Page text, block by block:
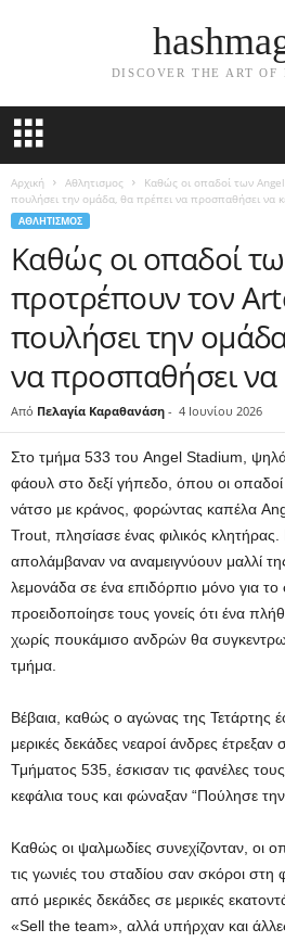
DISCOVER THE ART OF
Αρχική Αθλητισμος
Καθώς οι οπαδοί των
πουλήσει την ομάδα, θα πρέπει να προσπαθήσει να
ΑΘΛΗΤΙΣΜΟΣ
Καθώς οι οπαδοί
προτρέπουν τον
πουλήσει την
να προσπαθήσει να
Από Πελαγία Καραθανάση - 4 Ιουνίου 2026
Στο τμήμα 533 του Angel Stadium,
φάουλ στο δεξί γήπεδο, όπου οι
νάτσο με κράνος, φορώντας καπέλα
Trout, πλησίασε ένας φιλικός
απολάμβαναν να αναμειγνύουν μαλλί
λεμονάδα σε ένα επιδόρπιο μόνο για το
προειδοποίησε τους γονείς ότι ένα
χωρίς πουκάμισο ανδρών θα
τμήμα.
Βέβαια, καθώς ο αγώνας της Τετάρτης
μερικές δεκάδες νεαροί άνδρες
Τμήματος 535, έσκισαν τις φανέλες
κεφάλια τους και φώναξαν “Πούλησε
Καθώς οι ψαλμωδίες συνεχίζονταν, οι
τις γωνιές του σταδίου σαν σκόροι
από μερικές δεκάδες σε μερικές
«Sell the team», αλλά υπήρχαν και